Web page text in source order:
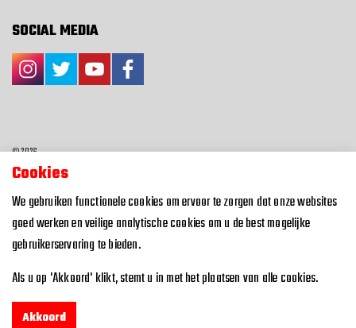
SOCIAL MEDIA
© 2026
Algemene voorwaarden
Design | Website | Webshop:Landstra & de Groot
Cookies
We gebruiken functionele cookies om ervoor te zorgen dat onze websites
goed werken en veilige analytische cookies om u de best mogelijke
gebruikerservaring te bieden.
Als u op 'Akkoord' klikt, stemt u in met het plaatsen van alle cookies.
Akkoord